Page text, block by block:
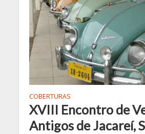
COBERTURAS
XVIII Encontro de
Antigos de Jacareí,